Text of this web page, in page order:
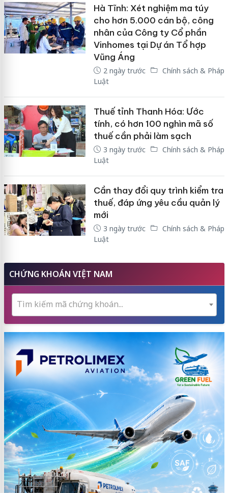
Hà Tĩnh: Xét nghiệm ma túy
cho hơn 5.000 cán bộ, công
nhân của Công ty Cổ phần
Vinhomes tại Dự án Tổ hợp
Vũng Áng
2 ngày trước
Chính sách & Pháp
Luật
Thuế tỉnh Thanh Hóa: Ước
tính, có hơn 100 nghìn mã số
thuế cần phải làm sạch
3 ngày trước
Chính sách & Pháp
Luật
Cần thay đổi quy trình kiểm tra
thuế, đáp ứng yêu cầu quản lý
mới
3 ngày trước
Chính sách & Pháp
Luật
CHỨNG KHOÁN VIỆT NAM
Tìm kiếm mã chứng khoán...